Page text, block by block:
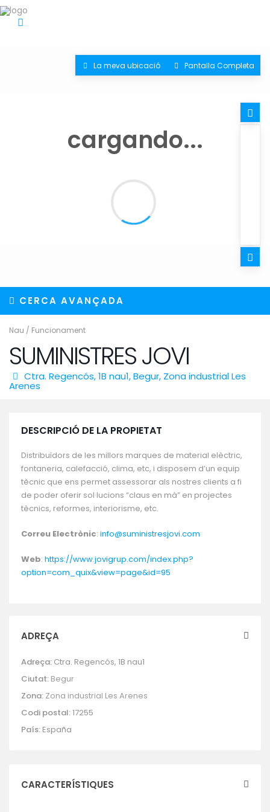
cargando...
La meva ubicació Pantalla Completa
CERCA AVANÇADA
Nau / Funcionament
SUMINISTRES JOVI
Ctra. Regencós, 1B nau1,Begur, Zona industrial Les
Arenes
DESCRIPCIÓ DE LA PROPIETAT
Distribuïdors de les millors marques de material elèctric,
fontaneria, calefacció, clima, etc, i disposem d’un equip
tècnic que ens permet assessorar als nostres clients a fi
de poder oferir sol·lucions “claus en mà” en projectes
tècnics, reformes, interiorisme, etc.
Correu Electrònic: info@suministresjovi.com
Web: https://www.jovigrup.com/index.php?
option=com_quix&view=page&id=95
ADREÇA
Adreça: Ctra. Regencós, 1B nau1
Ciutat: Begur
Zona: Zona industrial Les Arenes
Codi postal:17255
País: España
CARACTERÍSTIQUES